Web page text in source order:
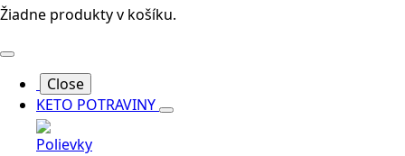
Žiadne produkty v košíku.
Close
KETO POTRAVINY
Polievky